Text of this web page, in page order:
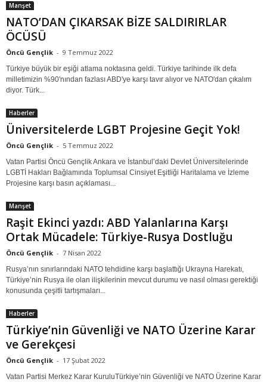
Manşet
NATO’DAN ÇIKARSAK BİZE SALDIRIRLAR
ÖCÜSÜ
Öncü Gençlik - 9 Temmuz 2022
Türkiye büyük bir eşiği atlama noktasına geldi. Türkiye tarihinde ilk defa
milletimizin %90'nından fazlası ABD'ye karşı tavır alıyor ve NATO'dan çıkalım
diyor. Türk...
Haberler
Üniversitelerde LGBT Projesine Geçit Yok!
Öncü Gençlik - 5 Temmuz 2022
Vatan Partisi Öncü Gençlik Ankara ve İstanbul’daki Devlet Üniversitelerinde
LGBTİ Hakları Bağlamında Toplumsal Cinsiyet Eşitliği Haritalama ve İzleme
Projesine karşı basın açıklaması...
Manşet
Raşit Ekinci yazdı: ABD Yalanlarına Karşı
Ortak Mücadele: Türkiye-Rusya Dostluğu
Öncü Gençlik - 7 Nisan 2022
Rusya’nın sınırlarındaki NATO tehdidine karşı başlattığı Ukrayna Harekatı,
Türkiye’nin Rusya ile olan ilişkilerinin mevcut durumu ve nasıl olması gerektiği
konusunda çeşitli tartışmaları...
Haberler
Türkiye’nin Güvenliği ve NATO Üzerine Karar
ve Gerekçesi
Öncü Gençlik - 17 Şubat 2022
Vatan Partisi Merkez Karar KuruluTürkiye’nin Güvenliği ve NATO Üzerine Karar